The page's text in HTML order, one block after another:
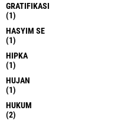
GRATIFIKASI
(1)
HASYIM SE
(1)
HIPKA
(1)
HUJAN
(1)
HUKUM
(2)